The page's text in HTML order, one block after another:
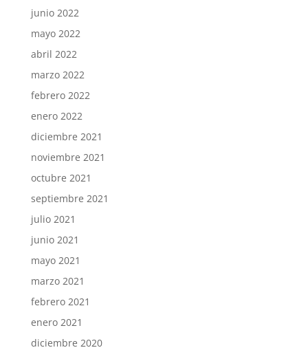
junio 2022
mayo 2022
abril 2022
marzo 2022
febrero 2022
enero 2022
diciembre 2021
noviembre 2021
octubre 2021
septiembre 2021
julio 2021
junio 2021
mayo 2021
marzo 2021
febrero 2021
enero 2021
diciembre 2020